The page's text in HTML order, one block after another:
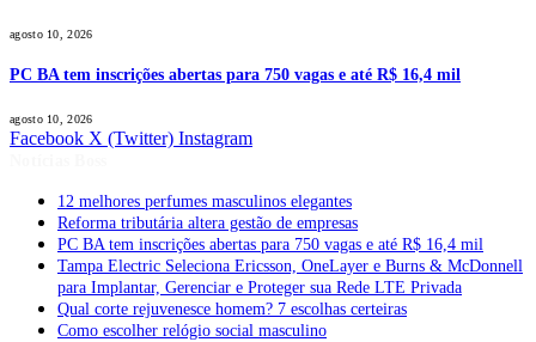
agosto 10, 2026
PC BA tem inscrições abertas para 750 vagas e até R$ 16,4 mil
agosto 10, 2026
Facebook X (Twitter) Instagram
12 melhores perfumes masculinos elegantes
Reforma tributária altera gestão de empresas
PC BA tem inscrições abertas para 750 vagas e até R$ 16,4 mil
Tampa Electric Seleciona Ericsson, OneLayer e Burns & McDonnell
para Implantar, Gerenciar e Proteger sua Rede LTE Privada
Qual corte rejuvenesce homem? 7 escolhas certeiras
Como escolher relógio social masculino